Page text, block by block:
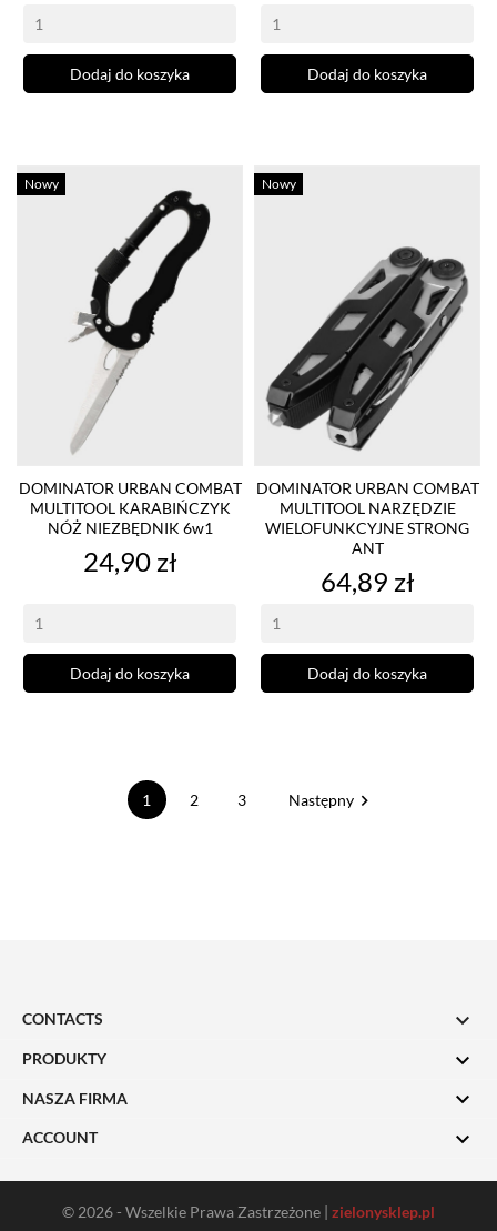
Dodaj do koszyka Dodaj do koszyka
DOMINATOR URBAN COMBAT
MULTITOOL KARABIŃCZYK
NÓŻ NIEZBĘDNIK 6w1
Cena
24,90 zł
Dodaj do koszyka
Nowy
DOMINATOR URBAN COMBAT
MULTITOOL NARZĘDZIE
WIELOFUNKCYJNE STRONG
ANT
Cena
64,89 zł
Dodaj do koszyka
Nowy
1 2 3 Następny
CONTACTS 
PRODUKTY 
NASZA FIRMA 
ACCOUNT 
© 2026 - Wszelkie Prawa Zastrzeżone | zielonysklep.pl